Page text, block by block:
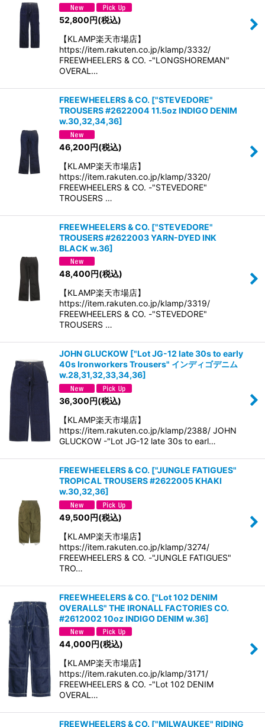
52,800円(税込)
【KLAMP楽天市場店】
https://item.rakuten.co.jp/klamp/3332/
FREEWHEELERS & CO. -"LONGSHOREMAN"
OVERAL…
FREEWHEELERS & CO. ["STEVEDORE"
TROUSERS #2622004 11.5oz INDIGO DENIM
w.30,32,34,36]
46,200円(税込)
【KLAMP楽天市場店】
https://item.rakuten.co.jp/klamp/3320/
FREEWHEELERS & CO. -"STEVEDORE"
TROUSERS …
FREEWHEELERS & CO. ["STEVEDORE"
TROUSERS #2622003 YARN-DYED INK
BLACK w.36]
48,400円(税込)
【KLAMP楽天市場店】
https://item.rakuten.co.jp/klamp/3319/
FREEWHEELERS & CO. -"STEVEDORE"
TROUSERS …
JOHN GLUCKOW ["Lot JG-12 late 30s to early
40s Ironworkers Trousers" インディゴデニム
w.28,31,32,33,34,36]
36,300円(税込)
【KLAMP楽天市場店】
https://item.rakuten.co.jp/klamp/2388/ JOHN
GLUCKOW -"Lot JG-12 late 30s to earl…
FREEWHEELERS & CO. ["JUNGLE FATIGUES"
TROPICAL TROUSERS #2622005 KHAKI
w.30,32,36]
49,500円(税込)
【KLAMP楽天市場店】
https://item.rakuten.co.jp/klamp/3274/
FREEWHEELERS & CO. -"JUNGLE FATIGUES"
TRO…
FREEWHEELERS & CO. ["Lot 102 DENIM
OVERALLS" THE IRONALL FACTORIES CO.
#2612002 10oz INDIGO DENIM w.36]
44,000円(税込)
【KLAMP楽天市場店】
https://item.rakuten.co.jp/klamp/3171/
FREEWHEELERS & CO. -"Lot 102 DENIM
OVERAL…
FREEWHEELERS & CO. ["MILWAUKEE" RIDING